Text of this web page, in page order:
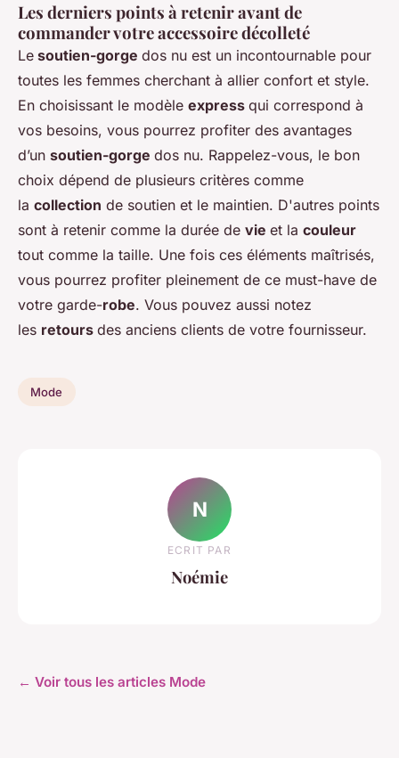
Les derniers points à retenir avant de
commander votre accessoire décolleté
Le soutien-gorge dos nu est un incontournable pour
toutes les femmes cherchant à allier confort et style.
En choisissant le modèle express qui correspond à
vos besoins, vous pourrez profiter des avantages
d’un soutien-gorge dos nu. Rappelez-vous, le bon
choix dépend de plusieurs critères comme
la collection de soutien et le maintien. D'autres points
sont à retenir comme la durée de vie et la couleur
tout comme la taille. Une fois ces éléments maîtrisés,
vous pourrez profiter pleinement de ce must-have de
votre garde-robe. Vous pouvez aussi notez
les retours des anciens clients de votre fournisseur.
Mode
N
ECRIT PAR
Noémie
← Voir tous les articles Mode